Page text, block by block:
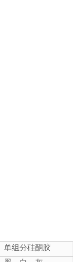
单组分硅酮胶